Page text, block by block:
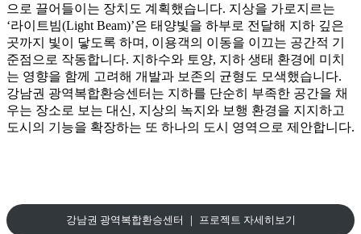
으로 끌어들이는 장치도 계획했습니다. 지상을 가로지르는
‘라이트빔(Light Beam)’은 태양빛을 하부로 전달해 지하 깊은
곳까지 빛이 닿도록 하며, 이용객의 이동을 이끄는 공간적 기
준점으로 작동합니다. 지하수와 토양, 지하 생태 환경에 미치
는 영향을 함께 고려해 개발과 보존의 균형도 모색했습니다.
강남권 광역복합환승센터는 지하를 단순히 부족한 공간을 채
우는 장소로 보는 대신, 지상의 녹지와 보행 환경을 지지하고
도시의 기능을 확장하는 또 하나의 도시 영역으로 제안합니다.
강남권 광역복합환승센터 ｜ 프로젝트 자세히보기